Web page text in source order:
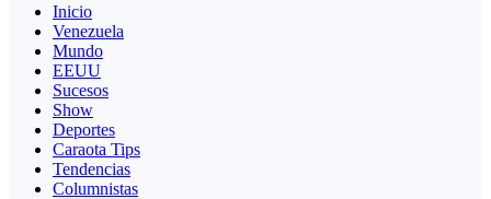
Inicio
Venezuela
Mundo
EEUU
Sucesos
Show
Deportes
Caraota Tips
Tendencias
Columnistas